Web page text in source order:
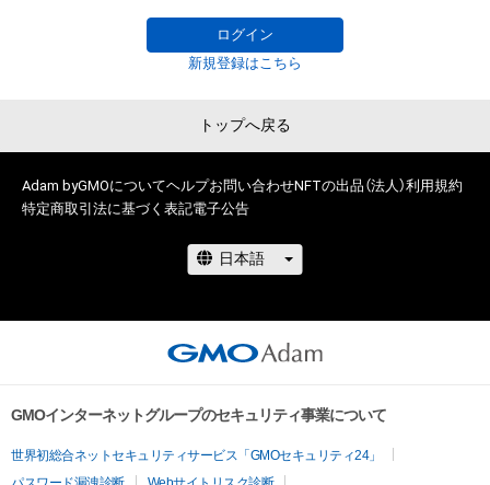
であると判断した場合、利用をお断りさせていただきます。
・本アイテムの購入、売却および利用に関して、購入者、売却者、
方、著作隣接権の権利者またはその管理委託を受けている者は、
何らの法的責任も負わないものとします。
このアイテムに関するお問い合わせ先
masamune2@mac.com
2004年　青垣2001年日本画展　読売新聞社賞
2005年　奈良県万葉日本画大賞展初入選
2010年　前田青邨記念大賞展入選
2011年　日本画きのう京あす展出展
奈良・町家の芸術祭HANARART出展（奈良県大宇陀）
2012年　全関西美術展　ガクブチの青光社賞
日本画４人展（心斎橋　小大丸画廊）
2014年　籾の会（心斎橋　小大丸画廊）
ログイン
新規登録はこちら
トップへ戻る
Adam byGMOについてヘルプお問い合わせNFTの出品（法人）利用規約
特定商取引法に基づく表記電子公告
GMOインターネットグループのセキュリティ事業について
世界初総合ネットセキュリティサービス「GMOセキュリティ24」